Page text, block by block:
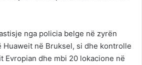
nga policia belge në zyrën
në Bruksel, si dhe kontrolle
Evropian dhe mbi 20 lokacione në